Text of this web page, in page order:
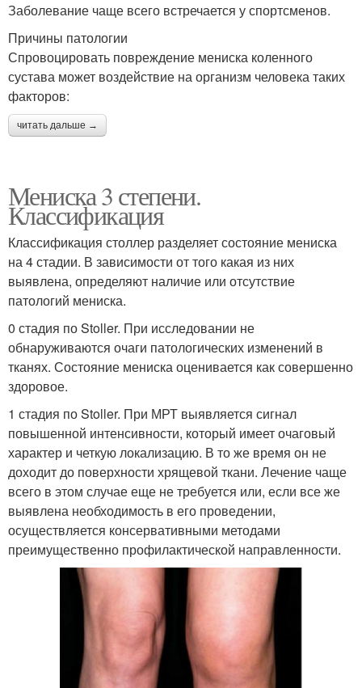
Заболевание чаще всего встречается у спортсменов.
Причины патологии
Спровоцировать повреждение мениска коленного
сустава может воздействие на организм человека таких
факторов:
читать дальше →
Мениска 3 степени.
Классификация
Классификация столлер разделяет состояние мениска
на 4 стадии. В зависимости от того какая из них
выявлена, определяют наличие или отсутствие
патологий мениска.
0 стадия по Stoller. При исследовании не
обнаруживаются очаги патологических изменений в
тканях. Состояние мениска оценивается как совершенно
здоровое.
1 стадия по Stoller. При МРТ выявляется сигнал
повышенной интенсивности, который имеет очаговый
характер и четкую локализацию. В то же время он не
доходит до поверхности хрящевой ткани. Лечение чаще
всего в этом случае еще не требуется или, если все же
выявлена необходимость в его проведении,
осуществляется консервативными методами
преимущественно профилактической направленности.